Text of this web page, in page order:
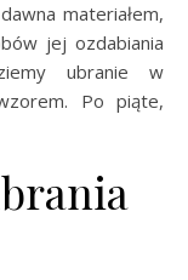
materiałem,
jej ozdabiania
ubranie w
Po piąte,